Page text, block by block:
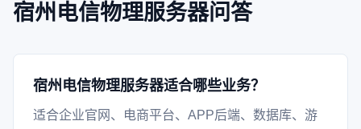
宿州电信物理服务器问答
宿州电信物理服务器适合哪些业务？
适合企业官网、电商平台、APP后端、数据库、游